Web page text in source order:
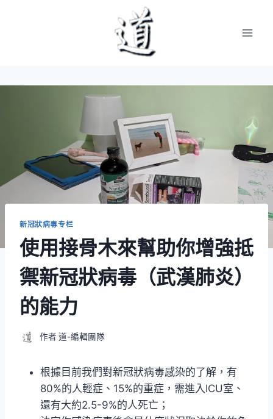
新冠狀病毒专栏
使用接骨木來幫助你增強抵
禦新冠狀病毒（武漢肺炎）
的能力
作者 道-編輯團隊
根據目前我們對新冠狀病毒感染的了解，有
80%的人輕症、15%的重症，需進入ICU室、
還有大約2.5-9%的人死亡；